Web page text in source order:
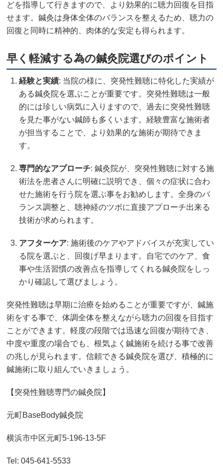
どを指導して行きますので、より効果的に聴力回復を目指
せます。鍼灸は身体全体のバランスを整えるため、聴力の
回復と同時に精神的、肉体的な安定も得られます。
早く軽減する為の鍼灸院選びのポイント
経験と実績: 当院の様に、突発性難聴に特化した実績が
ある鍼灸院を選ぶことが重要です。突発性難聴は一般
的には珍しい病気に入りますので、過去に突発性難聴
を見た事がない鍼師も多くいます。経験豊富な施術者
が担当することで、より効果的な施術が期待できま
す。
専門的なアプローチ: 鍼灸院が、突発性難聴に対する施
術法を患者さんに明確に説明でき、個々の症状に合わ
せた施術を行う院を選ぶ事をお勧めします。全身のバ
ランス調整と、聴神経のツボに直接アプローチ出来る
技術が求められます。
アフターケア: 施術後のケアやアドバイスが充実してい
る院を選ぶと、回復げ早まります。自宅でのケア、食
事や生活習慣の改善点を指導してくれる鍼灸院をしっ
かり確認して選びましょう。
突発性難聴は早期に治療を始めることが重要ですが、鍼施
術をする事で、体調全体を整えながら聴力の回復を目指す
ことができます。軽度の段階では迅速な回復が期待でき、
中度や重度の場合でも、根気よく鍼施術を続ける事で改善
の兆しが見られます。信頼できる鍼灸院を選び、積極的に
鍼施術に取り組んでいきましょう。
【突発性難聴専門の鍼灸院】
元町BaseBody鍼灸院
横浜市中区元町5-196-13-5F
Tel: 045-641-5533